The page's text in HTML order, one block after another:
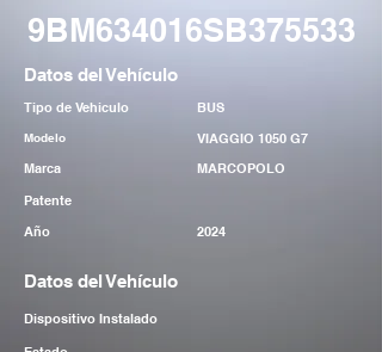
9BM634016SB375533
Datos del Vehículo
Tipo de Vehiculo BUS
Modelo
VIAGGIO 1050 G7
Marca
MARCOPOLO
Patente
Año
2024
Datos del Vehículo
Dispositivo Instalado